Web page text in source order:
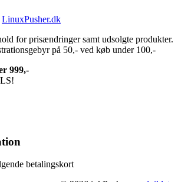
LinuxPusher.dk
for prisændringer samt udsolgte produkter.
på 50,- ved køb under 100,-
999,-
betalingskort